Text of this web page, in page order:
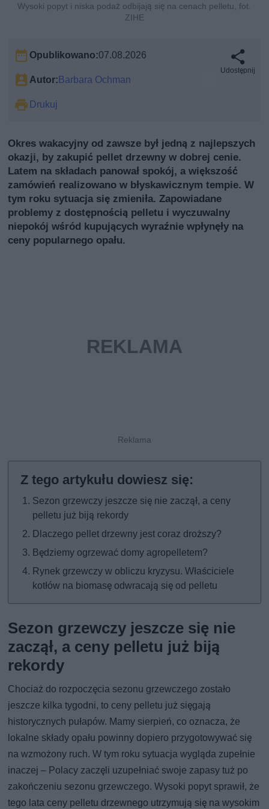
Wysoki popyt i niska podaż odbijają się na cenach pelletu, fot.
ZIHE
Opublikowano:07.08.2026
Autor:Barbara Ochman
Drukuj
Udostępnij
Okres wakacyjny od zawsze był jedną z najlepszych
okazji, by zakupić pellet drzewny w dobrej cenie.
Latem na składach panował spokój, a większość
zamówień realizowano w błyskawicznym tempie. W
tym roku sytuacja się zmieniła. Zapowiadane
problemy z dostępnością pelletu i wyczuwalny
niepokój wśród kupujących wyraźnie wpłynęły na
ceny popularnego opału.
Sezon grzewczy jeszcze się nie zaczął, a ceny
pelletu już biją rekordy
Dlaczego pellet drzewny jest coraz droższy?
Będziemy ogrzewać domy agropelletem?
Rynek grzewczy w obliczu kryzysu. Właściciele
kotłów na biomasę odwracają się od pelletu
Sezon grzewczy jeszcze się nie
zaczął, a ceny pelletu już biją
rekordy
Chociaż do rozpoczęcia sezonu grzewczego zostało
jeszcze kilka tygodni, to ceny pelletu już sięgają
historycznych pułapów. Mamy sierpień, co oznacza, że
lokalne składy opału powinny dopiero przygotowywać się
na wzmożony ruch. W tym roku sytuacja wygląda zupełnie
inaczej – Polacy zaczęli uzupełniać swoje zapasy tuż po
zakończeniu sezonu grzewczego. Wysoki popyt sprawił, że
tego lata ceny pelletu drzewnego utrzymują się na wysokim